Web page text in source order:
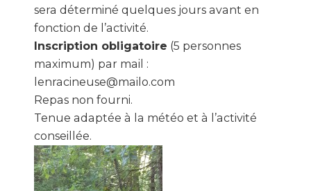
sera déterminé quelques jours avant en
fonction de l’activité.
Inscription obligatoire (5 personnes
maximum) par mail :
lenracineuse@mailo.com
Repas non fourni.
Tenue adaptée à la météo et à l’activité
conseillée.